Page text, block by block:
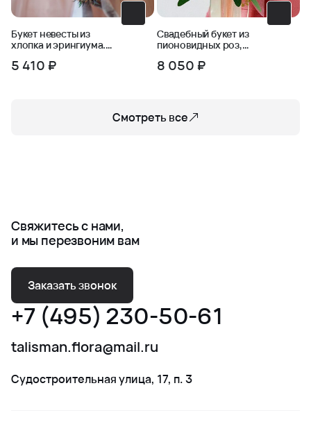
Букет невесты из
хлопка и эрингиума.
5 410 ₽
Свадебный букет из
пионовидных роз,
8 050 ₽
Смотреть все
Свяжитесь с нами,
и мы перезвоним вам
Заказать звонок
+7 (495) 230-50-61
talisman.flora@mail.ru
Судостроительная улица, 17, п. 3